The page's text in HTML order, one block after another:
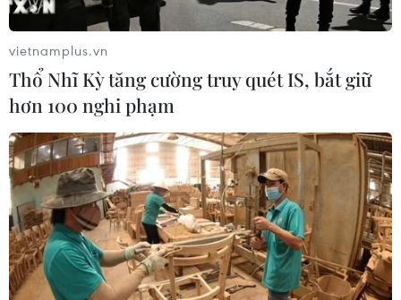
Đức: Đòn giáng ngân sách “kích hoạt”
cảnh báo tăng trưởng và việc làm năm
2024
20/11/2023 04:00
vietnamplus.vn
Thổ Nhĩ Kỳ tăng cường truy quét IS, bắt giữ
hơn 100 nghi phạm